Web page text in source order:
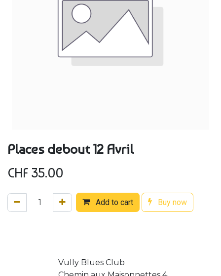
Places debout 12 Avril
CHF 35.00
Add to cart Buy now
Vully Blues Club